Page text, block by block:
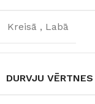
Kreisā , Labā
DURVJU